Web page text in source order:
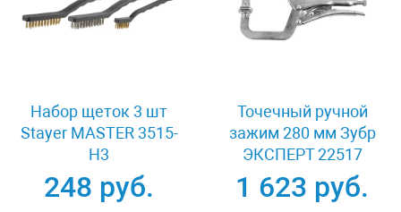
Набор щеток 3 шт
Stayer MASTER 3515-
H3
248 руб.
Точечный ручной
зажим 280 мм Зубр
ЭКСПЕРТ 22517
1 623 руб.